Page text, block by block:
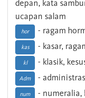
depan, kata
ucapan salam
hor - ragam
kas - kasar,
kl - klasik,
Adm -
num - numeralia,